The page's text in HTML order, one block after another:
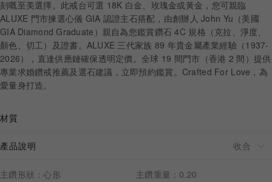
最新消息
婚禮護照
線上購物
刻嘅至美選擇。此戒台可選 18K 白金、玫瑰金或黃金，您可親臨
ALUXE 門市揀選心儀 GIA 認證主石搭配，由創辦人 John Yu（美國
GIA Diamond Graduate）親自為您鑑賞鑽石 4C 規格（克拉、淨度、
顏色、切工）及證書。ALUXE 三代家族 89 年貴金屬產業經驗（1937-
2026），直達供應鏈確保透明定價。全球 19 間門市（香港 2 間）提供
專業求婚鑽戒推薦及選石建議，立即預約鑑賞。Crafted For Love，為
愛量身打造。
材質
產品說明
主鑽形狀：心形
主鑽重量：0.20